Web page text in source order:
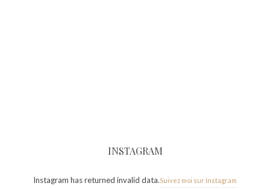
INSTAGRAM
Instagram has returned invalid data.Suivez moi sur Instagram